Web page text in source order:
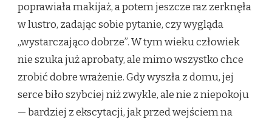
poprawiała makijaż, a potem jeszcze raz zerknęła
w lustro, zadając sobie pytanie, czy wygląda
„wystarczająco dobrze”. W tym wieku człowiek
nie szuka już aprobaty, ale mimo wszystko chce
zrobić dobre wrażenie. Gdy wyszła z domu, jej
serce biło szybciej niż zwykle, ale nie z niepokoju
— bardziej z ekscytacji, jak przed wejściem na